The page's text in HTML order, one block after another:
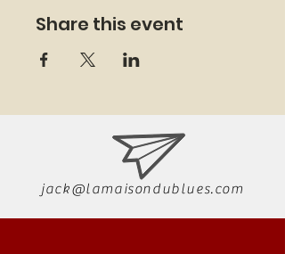
Share this event
jack@lamaisondublues.com